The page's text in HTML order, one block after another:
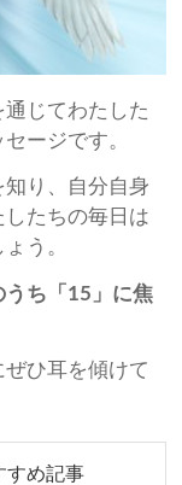
じてわたした
ージです。
り、自分自身
たちの毎日は
う。
うち「15」に焦
ひ耳を傾けて
すめ記事